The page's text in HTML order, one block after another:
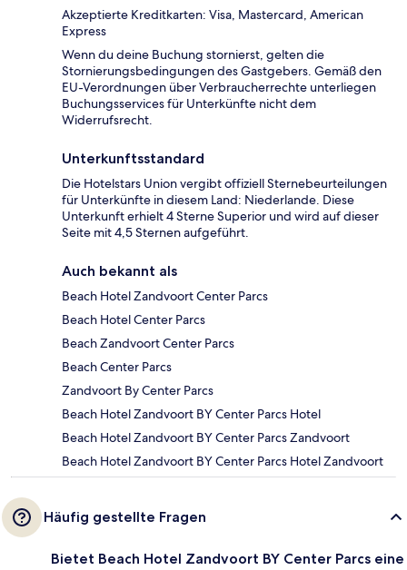
Akzeptierte Kreditkarten: Visa, Mastercard, American
Express
Wenn du deine Buchung stornierst, gelten die
Stornierungsbedingungen des Gastgebers. Gemäß den
EU-Verordnungen über Verbraucherrechte unterliegen
Buchungsservices für Unterkünfte nicht dem
Widerrufsrecht.
Unterkunftsstandard
Die Hotelstars Union vergibt offiziell Sternebeurteilungen
für Unterkünfte in diesem Land: Niederlande. Diese
Unterkunft erhielt 4 Sterne Superior und wird auf dieser
Seite mit 4,5 Sternen aufgeführt.
Auch bekannt als
Beach Hotel Zandvoort Center Parcs
Beach Hotel Center Parcs
Beach Zandvoort Center Parcs
Beach Center Parcs
Zandvoort By Center Parcs
Beach Hotel Zandvoort BY Center Parcs Hotel
Beach Hotel Zandvoort BY Center Parcs Zandvoort
Beach Hotel Zandvoort BY Center Parcs Hotel Zandvoort
Häufig gestellte Fragen
Bietet Beach Hotel Zandvoort BY Center Parcs eine